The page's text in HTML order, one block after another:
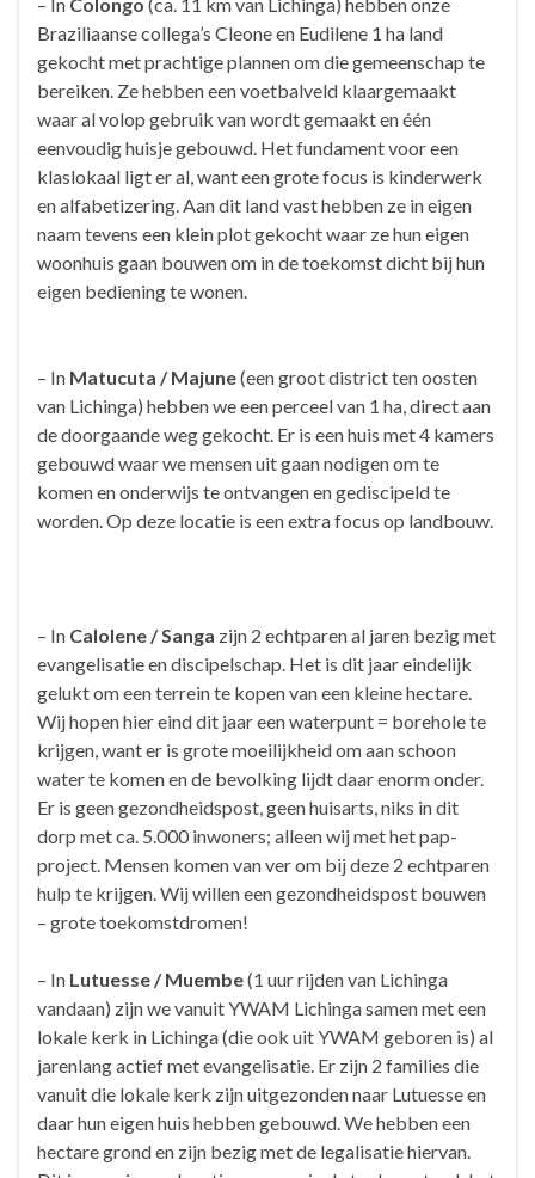
– In Colongo (ca. 11 km van Lichinga) hebben onze
Braziliaanse collega’s Cleone en Eudilene 1 ha land
gekocht met prachtige plannen om die gemeenschap te
bereiken. Ze hebben een voetbalveld klaargemaakt
waar al volop gebruik van wordt gemaakt en één
eenvoudig huisje gebouwd. Het fundament voor een
klaslokaal ligt er al, want een grote focus is kinderwerk
en alfabetizering. Aan dit land vast hebben ze in eigen
naam tevens een klein plot gekocht waar ze hun eigen
woonhuis gaan bouwen om in de toekomst dicht bij hun
eigen bediening te wonen.
– In Matucuta / Majune(een groot district ten oosten
van Lichinga) hebben we een perceel van 1 ha, direct aan
de doorgaande weg gekocht. Er is een huis met 4 kamers
gebouwd waar we mensen uit gaan nodigen om te
komen en onderwijs te ontvangen en gediscipeld te
worden. Op deze locatie is een extra focus op landbouw.
– In Calolene / Sanga zijn 2 echtparen al jaren bezig met
evangelisatie en discipelschap. Het is dit jaar eindelijk
gelukt om een terrein te kopen van een kleine hectare.
Wij hopen hier eind dit jaar een waterpunt = borehole te
krijgen, want er is grote moeilijkheid om aan schoon
water te komen en de bevolking lijdt daar enorm onder.
Er is geen gezondheidspost, geen huisarts, niks in dit
dorp met ca. 5.000 inwoners; alleen wij met het pap-
project. Mensen komen van ver om bij deze 2 echtparen
hulp te krijgen. Wij willen een gezondheidspost bouwen
– grote toekomstdromen!
– In Lutuesse / Muembe(1 uur rijden van Lichinga
vandaan) zijn we vanuit YWAM Lichinga samen met een
lokale kerk in Lichinga (die ook uit YWAM geboren is) al
jarenlang actief met evangelisatie. Er zijn 2 families die
vanuit die lokale kerk zijn uitgezonden naar Lutuesse en
daar hun eigen huis hebben gebouwd. We hebben een
hectare grond en zijn bezig met de legalisatie hiervan.